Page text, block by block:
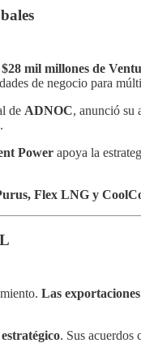
mil millones de
de negocio para
de ADNOC, anunció su
Power apoya la
Flex LNG y
Las
. Sus acuerdos